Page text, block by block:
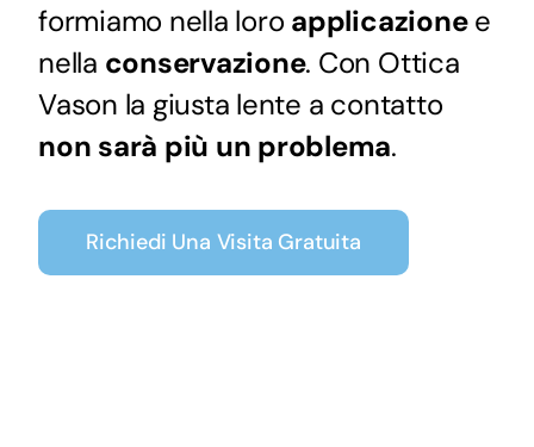
formiamo nella loro applicazionee
nella conservazione. Con Ottica
Vason la giusta lente a contatto
non sarà più un problema.
Richiedi Una Visita Gratuita